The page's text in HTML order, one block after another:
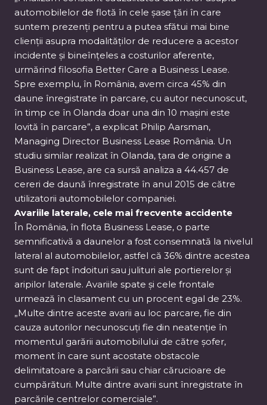
automobilelor de flotă în cele șase țări în care
suntem prezenți pentru a putea sfătui mai bine
clienții asupra modalităților de reducere a acestor
incidente și bineînțeles a costurilor aferente,
urmărind filosofia Better Care a Business Lease.
Spre exemplu, în România, avem circa 45% din
daune înregistrate în parcare, cu autor necunoscut,
în timp ce în Olanda doar una din 10 mașini este
lovită în parcare”, a explicat Philip Aarsman,
Managing Director Business Lease România. Un
studiu similar realizat în Olanda, țara de origine a
Business Lease, are ca sursă analiza a 44.457 de
cereri de daună înregistrate în anul 2015 de către
utilizatorii automobilelor companiei.
Avariile laterale, cele mai frecvente accidente
În România, în flota Business Lease, o parte
semnificativă a daunelor a fost consemnată la nivelul
lateral al automobilelor, astfel că 36% dintre acestea
sunt de fapt îndoituri sau julituri ale portierelor și
aripilor laterale. Avariile spate și cele frontale
urmează în clasament cu un procent egal de 23%.
„Multe dintre aceste avarii au loc parcare, fie din
cauza autorilor necunoscuți fie din neatenție în
momentul garării automobilului de către șofer,
moment în care sunt acostate obstacole
delimitatoare a parcării sau chiar cărucioare de
cumpărături. Multe dintre avarii sunt înregistrate în
parcările centrelor comerciale”.